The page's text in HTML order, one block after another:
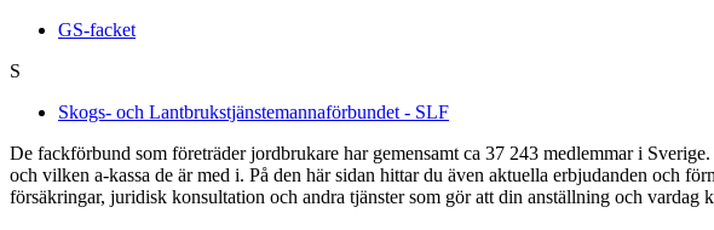
GS-facket
S
Skogs- och Lantbrukstjänstemannaförbundet - SLF
De fackförbund som företräder jordbrukare har gemensamt ca 37 243 medlemmar i
och vilken a-kassa de är med i. På den här sidan hittar du även aktuella erbjudanden och
försäkringar, juridisk konsultation och andra tjänster som gör att din anställning och vardag